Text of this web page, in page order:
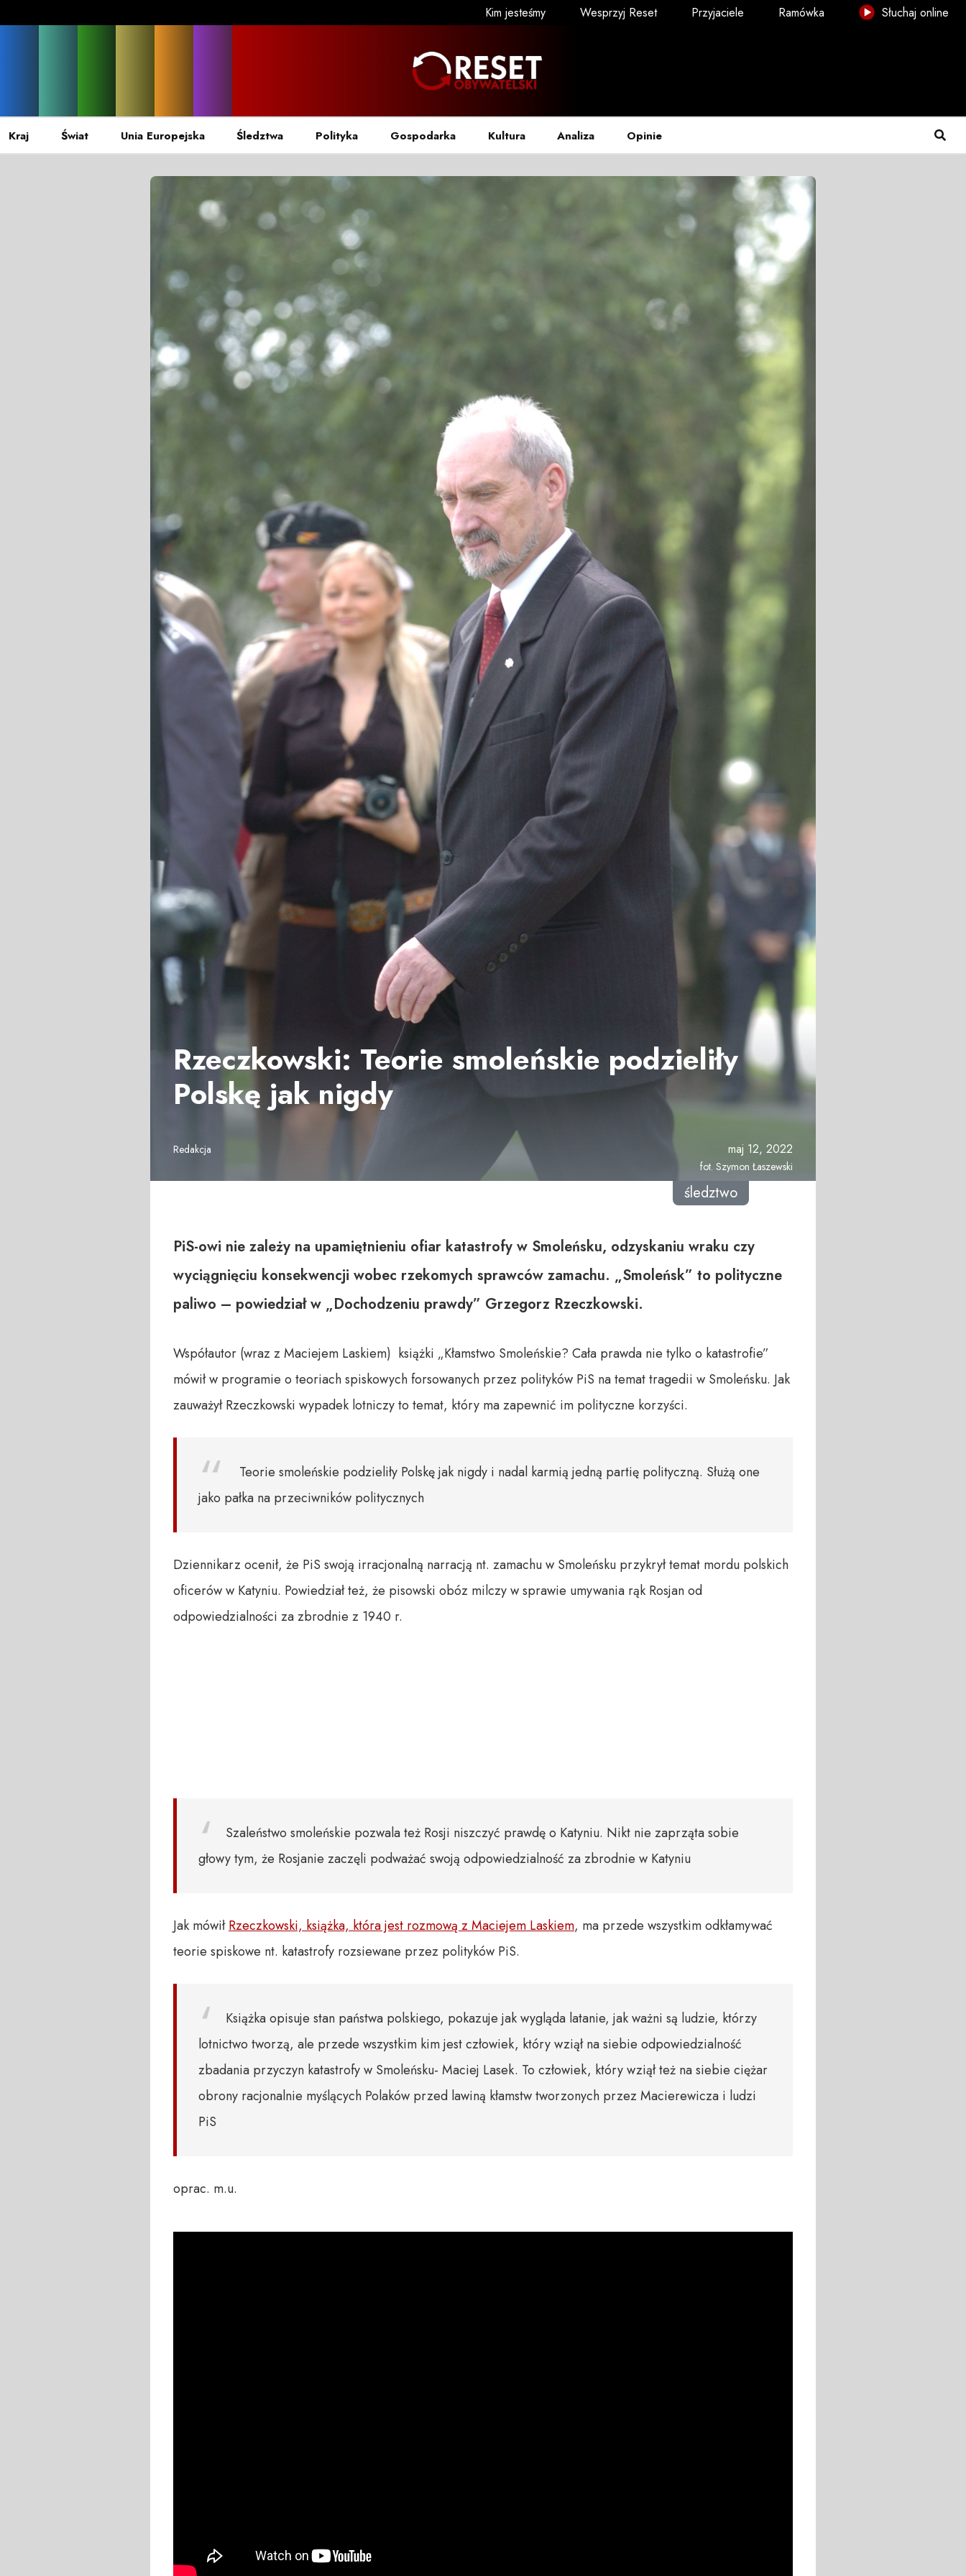
Kim jesteśmy Wesprzyj Reset Przyjaciele Ramówka Słuchaj online
Kraj Świat Unia Europejska Śledztwa Polityka Gospodarka Kultura Analiza Opinie
Rzeczkowski: Teorie smoleńskie podzieliły
Polskę jak nigdy
Redakcja maj 12, 2022
fot. Szymon Łaszewski
śledztwo
PiS-owi nie zależy na upamiętnieniu ofiar katastrofy w Smoleńsku, odzyskaniu wraku czy
wyciągnięciu konsekwencji wobec rzekomych sprawców zamachu. „Smoleńsk” to polityczne
paliwo – powiedział w „Dochodzeniu prawdy” Grzegorz Rzeczkowski.
Współautor (wraz z Maciejem Laskiem) książki „Kłamstwo Smoleńskie? Cała prawda nie tylko o katastrofie”
mówił w programie o teoriach spiskowych forsowanych przez polityków PiS na temat tragedii w Smoleńsku. Jak
zauważył Rzeczkowski wypadek lotniczy to temat, który ma zapewnić im polityczne korzyści.
Teorie smoleńskie podzieliły Polskę jak nigdy i nadal karmią jedną partię polityczną. Służą one
jako pałka na przeciwników politycznych
Dziennikarz ocenił, że PiS swoją irracjonalną narracją nt. zamachu w Smoleńsku przykrył temat mordu polskich
oficerów w Katyniu. Powiedział też, że pisowski obóz milczy w sprawie umywania rąk Rosjan od
odpowiedzialności za zbrodnie z 1940 r.
Szaleństwo smoleńskie pozwala też Rosji niszczyć prawdę o Katyniu. Nikt nie zaprząta sobie
głowy tym, że Rosjanie zaczęli podważać swoją odpowiedzialność za zbrodnie w Katyniu
Jak mówiłRzeczkowski, książka, która jest rozmową z Maciejem Laskiem, ma przede wszystkim odkłamywać
teorie spiskowe nt. katastrofy rozsiewane przez polityków PiS.
Książka opisuje stan państwa polskiego, pokazuje jak wygląda latanie, jak ważni są ludzie, którzy
lotnictwo tworzą, ale przede wszystkim kim jest człowiek, który wziął na siebie odpowiedzialność
zbadania przyczyn katastrofy w Smoleńsku- Maciej Lasek. To człowiek, który wziął też na siebie ciężar
obrony racjonalnie myślących Polaków przed lawiną kłamstw tworzonych przez Macierewicza i ludzi
PiS
oprac. m.u.